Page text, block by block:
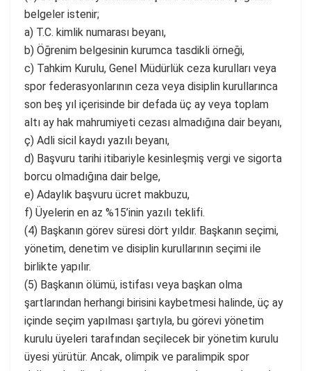
belgeler istenir;
a) T.C. kimlik numarası beyanı,
b) Öğrenim belgesinin kurumca tasdikli örneği,
c) Tahkim Kurulu, Genel Müdürlük ceza kurulları veya
spor federasyonlarının ceza veya disiplin kurullarınca
son beş yıl içerisinde bir defada üç ay veya toplam
altı ay hak mahrumiyeti cezası almadığına dair beyanı,
ç) Adli sicil kaydı yazılı beyanı,
d) Başvuru tarihi itibariyle kesinleşmiş vergi ve sigorta
borcu olmadığına dair belge,
e) Adaylık başvuru ücret makbuzu,
f) Üyelerin en az %15’inin yazılı teklifi.
(4) Başkanın görev süresi dört yıldır. Başkanın seçimi,
yönetim, denetim ve disiplin kurullarının seçimi ile
birlikte yapılır.
(5) Başkanın ölümü, istifası veya başkan olma
şartlarından herhangi birisini kaybetmesi halinde, üç ay
içinde seçim yapılması şartıyla, bu görevi yönetim
kurulu üyeleri tarafından seçilecek bir yönetim kurulu
üyesi yürütür. Ancak, olimpik ve paralimpik spor